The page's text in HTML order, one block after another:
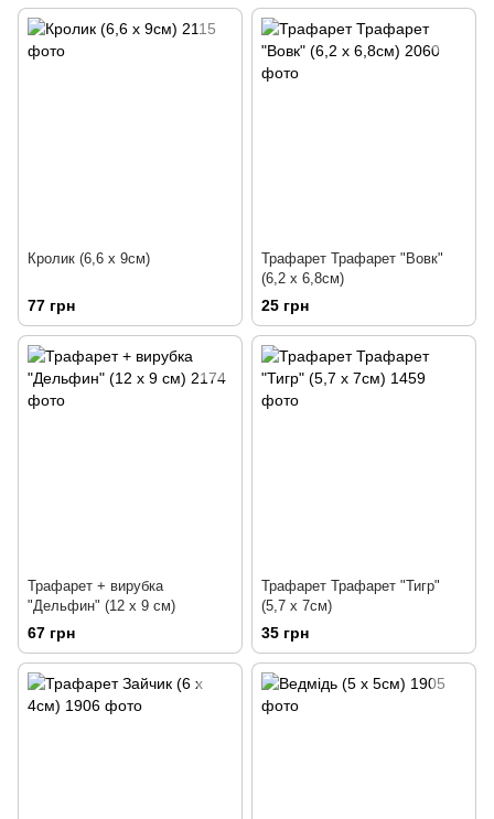
Кролик (6,6 х 9см)
77 грн
Трафарет Трафарет "Вовк"
(6,2 х 6,8см)
25 грн
Трафарет + вирубка
"Дельфин" (12 х 9 см)
67 грн
Трафарет Трафарет "Тигр"
(5,7 х 7см)
35 грн